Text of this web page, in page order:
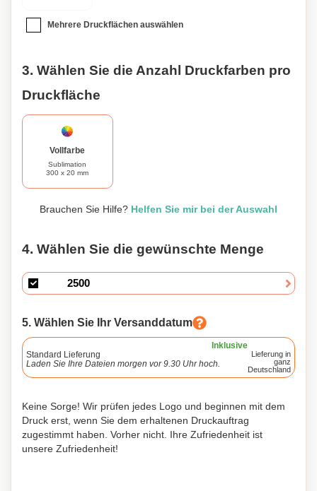
Mehrere Druckflächen auswählen
3. Wählen Sie die Anzahl Druckfarben pro
Druckfläche
Vollfarbe
Sublimation
300 x 20 mm
Brauchen Sie Hilfe? Helfen Sie mir bei der Auswahl
4. Wählen Sie die gewünschte Menge
5. Wählen Sie Ihr Versanddatum
Inklusive
Standard Lieferung
Laden Sie Ihre Dateien morgen vor 9.30 Uhr hoch.
Lieferung in
ganz
Deutschland
Keine Sorge! Wir prüfen jedes Logo und beginnen mit dem
Druck erst, wenn Sie dem erhaltenen Druckauftrag
zugestimmt haben. Vorher nicht. Ihre Zufriedenheit ist
unsere Zufriedenheit!